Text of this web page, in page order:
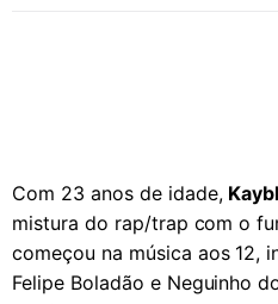
Com 23 anos de idade,
mistura do rap/trap com o
começou na música aos 12,
Felipe Boladão e Neguinho